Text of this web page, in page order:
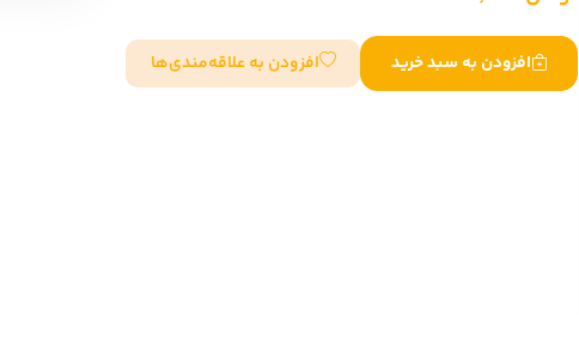
سایر کشورهای اروپا
افزودن به سبد خرید افزودن به علاقه‌مندی‌ها